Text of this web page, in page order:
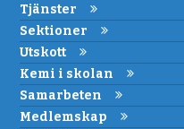
Tjänster
Sektioner
Utskott
Kemi i skolan
Samarbeten
Medlemskap